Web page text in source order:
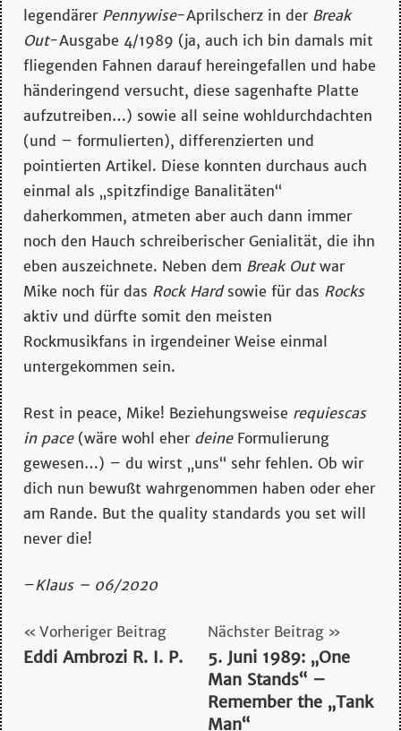
legendärer Pennywise-Aprilscherz in der Break
Out-Ausgabe 4/1989 (ja, auch ich bin damals mit
fliegenden Fahnen darauf hereingefallen und habe
händeringend versucht, diese sagenhafte Platte
aufzutreiben…) sowie all seine wohldurchdachten
(und – formulierten), differenzierten und
pointierten Artikel. Diese konnten durchaus auch
einmal als „spitzfindige Banalitäten“
daherkommen, atmeten aber auch dann immer
noch den Hauch schreiberischer Genialität, die ihn
eben auszeichnete. Neben dem Break Outwar
Mike noch für das Rock Hardsowie für das Rocks
aktiv und dürfte somit den meisten
Rockmusikfans in irgendeiner Weise einmal
untergekommen sein.
Rest in peace, Mike! Beziehungsweise requiescas
in pace(wäre wohl eher deineFormulierung
gewesen…) – du wirst „uns“ sehr fehlen. Ob wir
dich nun bewußt wahrgenommen haben oder eher
am Rande. But the quality standards you set will
never die!
–Klaus – 06/2020
Beitragsnavigation
Vorheriger Beitrag
Eddi Ambrozi R. I. P.
Nächster Beitrag
5. Juni 1989: „One
Man Stands“ –
Remember the „Tank
Man“